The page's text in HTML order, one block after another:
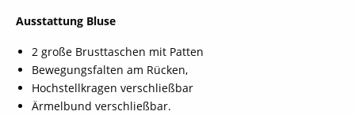
Ausstattung Bluse
2 große Brusttaschen mit Patten
Bewegungsfalten am Rücken,
Hochstellkragen verschließbar
Ärmelbund verschließbar.